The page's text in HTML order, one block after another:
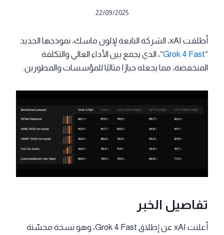
22/09/2025
أطلقت xAI، الشركة التابعة لإلون ماسك، نموذجها الجديد
“
Grok 4 Fast“، الذي يجمع بين الأداء العالي والتكلفة
المنخفضة، مما يجعله خيارًا مثاليًا للمؤسسات والمطورين.
تفاصيل الخبر
أعلنت xAI عن إطلاق Grok 4 Fast، وهو نسخة محسّنة